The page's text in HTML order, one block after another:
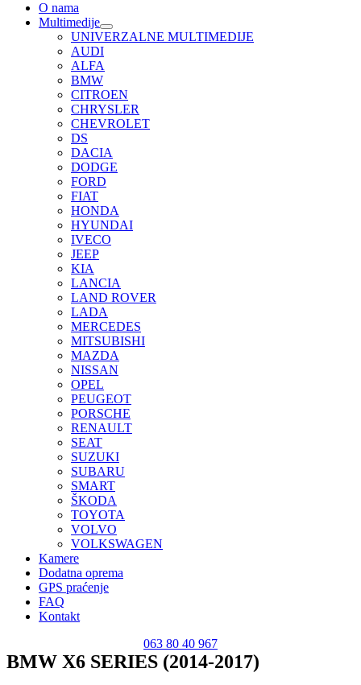
O nama
Multimedije
UNIVERZALNE MULTIMEDIJE
AUDI
ALFA
BMW
CITROEN
CHRYSLER
CHEVROLET
DS
DACIA
DODGE
FORD
FIAT
HONDA
HYUNDAI
IVECO
JEEP
KIA
LANCIA
LAND ROVER
LADA
MERCEDES
MITSUBISHI
MAZDA
NISSAN
OPEL
PEUGEOT
PORSCHE
RENAULT
SEAT
SUZUKI
SUBARU
SMART
ŠKODA
TOYOTA
VOLVO
VOLKSWAGEN
Kamere
Dodatna oprema
GPS praćenje
FAQ
Kontakt
063 80 40 967
BMW X6 SERIES (2014-2017)